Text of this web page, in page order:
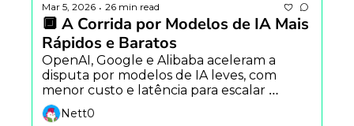
Mar 5, 2026 • 26 min read
🔲 A Corrida por Modelos de IA Mais
Rápidos e Baratos
OpenAI, Google e Alibaba aceleram a
disputa por modelos de IA leves, com
menor custo e latência para escalar
aplicações no mundo real.
Nett0